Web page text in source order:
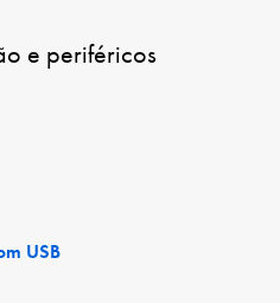
e periféricos
USB